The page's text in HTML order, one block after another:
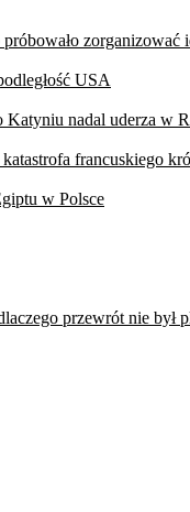
USA
Katyniu nadal uderza w
francuskiego
w Polsce
przewrót nie był